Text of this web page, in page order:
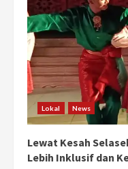
Lokal News
Lewat Kesah
Lebih Inklusif dan